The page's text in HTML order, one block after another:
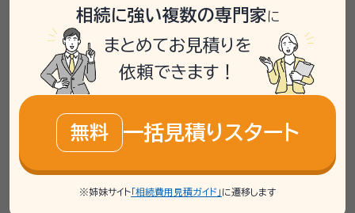
安を感じていました。アパート住まいで、資
産は主に預金であり、不動産は所有していな
いとのことでした。死後事務委任の手続きを
検討しており、相場が30万から50万と聞い
て心配されていました。
専門家と直接相談できる無料相談を案内し
ました。行政書士が担当し、具体的な手続き
相続に強い複数の専門家に
まとめてお見積りを
依頼できます！
無料 一括見積りスタート
※姉妹サイト 「相続費用見積ガイド」 に遷移します